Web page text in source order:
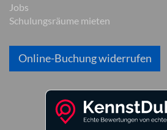
Jobs
Schulungsräume mieten
Online-Buchung widerrufen